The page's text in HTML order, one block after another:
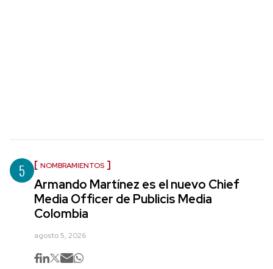
5 NOMBRAMIENTOS
Armando Martínez es el nuevo Chief
Media Officer de Publicis Media
Colombia
agosto 5, 2026